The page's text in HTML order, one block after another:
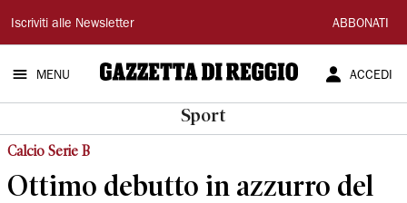
Gazzetta
di
Reggio
Iscriviti alle Newsletter ABBONATI
MENU ACCEDI
Sport
Calcio Serie B
Ottimo debutto in azzurro del